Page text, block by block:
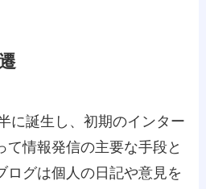
に誕生し、初期のインター
て情報発信の主要な手段と
ログは個人の日記や意見を